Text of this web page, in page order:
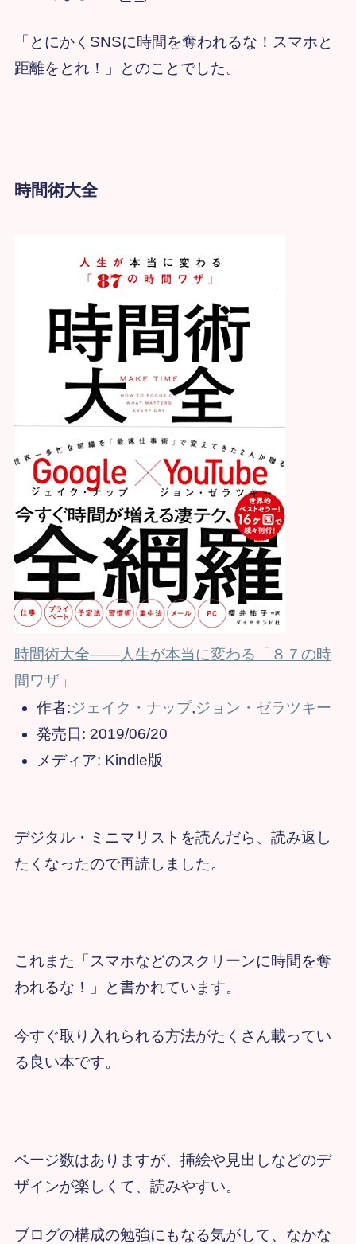
「とにかくSNSに時間を奪われるな！スマホと
距離をとれ！」とのことでした。
時間術大全
時間術大全――人生が本当に変わる「８７の時
間ワザ」
作者:ジェイク・ナップ,ジョン・ゼラツキー
発売日: 2019/06/20
メディア: Kindle版
デジタル・ミニマリストを読んだら、読み返し
たくなったので再読しました。
これまた「スマホなどのスクリーンに時間を奪
われるな！」と書かれています。
今すぐ取り入れられる方法がたくさん載ってい
る良い本です。
ページ数はありますが、挿絵や見出しなどのデ
ザインが楽しくて、読みやすい。
ブログの構成の勉強にもなる気がして、なかな